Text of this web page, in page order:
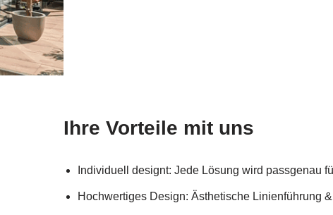
Ihre Vorteile mit uns
Individuell designt: Jede Lösung wird passgenau
Hochwertiges Design: Ästhetische Linienführung